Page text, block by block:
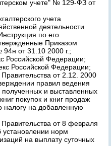
учете" № 129-ФЗ от
учета
деятельности
по его
Приказом
от 31.10 2000 г.;
Российской Федерации;
Российской Федерации;
от 2.12. 2000
правил ведения
полученных и выставленных
покупок и книг продаж
налогу на добавленную
от 8 февраля
установлении норм
на выплату суточных